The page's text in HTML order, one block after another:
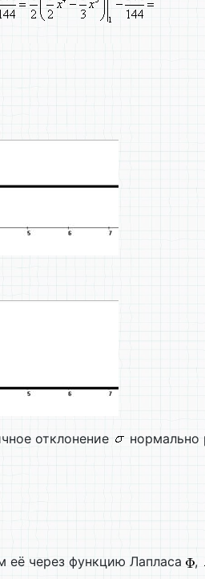
отклонение
нормально
её через функцию Лапласа ,